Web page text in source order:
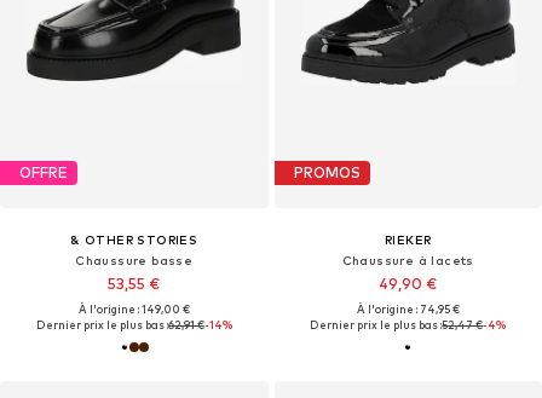
OFFRE
& OTHER STORIES
Chaussure basse
53,55 €
À l'origine : 149,00 €
Dernier prix le plus bas :62,91 €-14%
PROMOS
RIEKER
Chaussure à lacets
49,90 €
À l'origine : 74,95 €
Dernier prix le plus bas :52,47 €-4%